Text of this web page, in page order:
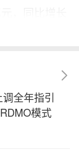
及临床后期
利率持续提
业务为下游
合成并交
全年指引
模式